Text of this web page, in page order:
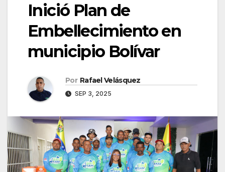
Inició Plan de
Embellecimiento en
municipio Bolívar
Por Rafael Velásquez
SEP 3, 2025